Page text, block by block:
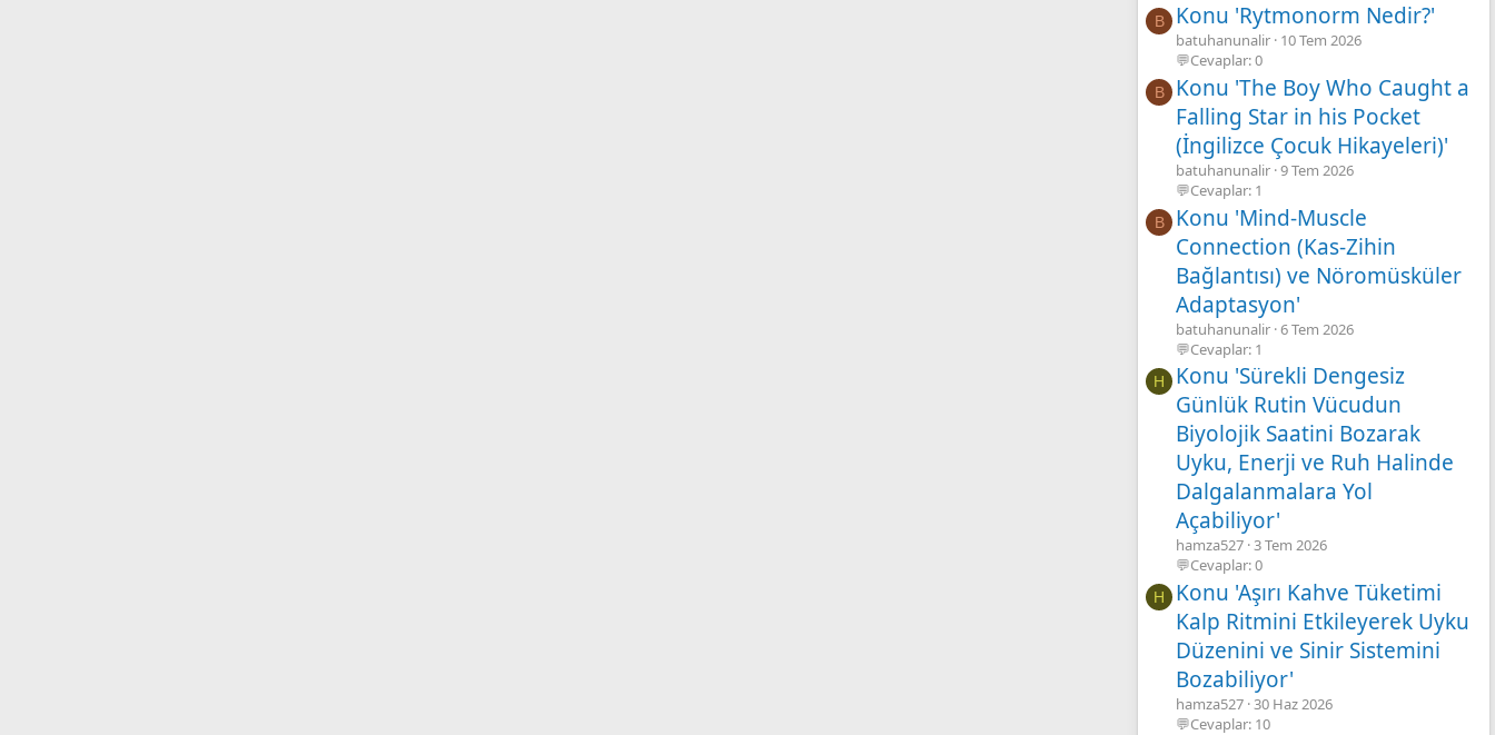
B Konu 'Rytmonorm Nedir?'
batuhanunalir 10 Tem 2026
💬Cevaplar: 0
B
Konu 'The Boy Who Caught a
Falling Star in his Pocket
(İngilizce Çocuk Hikayeleri)'
batuhanunalir 9 Tem 2026
💬Cevaplar: 1
B
Konu 'Mind-Muscle
Connection (Kas-Zihin
Bağlantısı) ve Nöromüsküler
Adaptasyon'
batuhanunalir 6 Tem 2026
💬Cevaplar: 1
H
Konu 'Sürekli Dengesiz
Günlük Rutin Vücudun
Biyolojik Saatini Bozarak
Uyku, Enerji ve Ruh Halinde
Dalgalanmalara Yol
Açabiliyor'
hamza527 3 Tem 2026
💬Cevaplar: 0
H
Konu 'Aşırı Kahve Tüketimi
Kalp Ritmini Etkileyerek Uyku
Düzenini ve Sinir Sistemini
Bozabiliyor'
hamza527 30 Haz 2026
💬Cevaplar: 10